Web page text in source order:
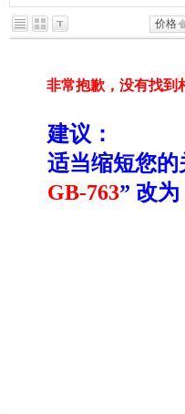
价格
非常抱歉，没有找到
建议：
适当缩短您
GB-763” 改为